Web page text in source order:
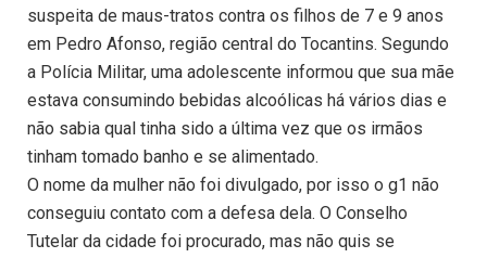
suspeita de maus-tratos contra os filhos de 7 e 9 anos
em Pedro Afonso, região central do Tocantins. Segundo
a Polícia Militar, uma adolescente informou que sua mãe
estava consumindo bebidas alcoólicas há vários dias e
não sabia qual tinha sido a última vez que os irmãos
tinham tomado banho e se alimentado.
O nome da mulher não foi divulgado, por isso o g1 não
conseguiu contato com a defesa dela. O Conselho
Tutelar da cidade foi procurado, mas não quis se